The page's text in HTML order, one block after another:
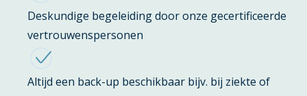
Deskundige begeleiding door onze gecertificeerde
vertrouwenspersonen
Altijd een back-up beschikbaar bijv. bij ziekte of